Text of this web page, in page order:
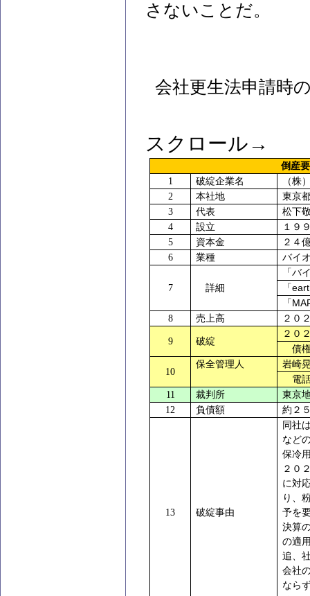
さないことだ。
会社更生法申請時
スクロール→
倒産
1
破綻企業名
（株
2
本社地
東京
3
代表
松下
4
設立
１９
5
資本金
２４
6
業種 バイ
7 詳細
「バ
「
「
8 売上高 ２０
9 破綻
２０
債権
10
保全管理人
岩崎
電話
11
裁判所
東京
12
負債額 約２
13 破綻事由
同社
など
保冷
２０
に対
り、
予を
決算
の適
追、
会社
なら